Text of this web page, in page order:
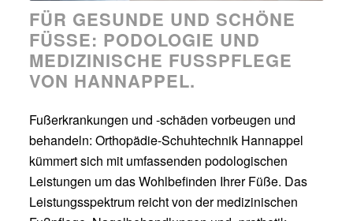
FÜR GESUNDE UND SCHÖNE
FÜSSE: PODOLOGIE UND M
EDIZINISCHE FUSSPFLEGE VO
N HANNAPPEL.
Fußerkrankungen und -schäden vorbeugen und
behandeln: Orthopädie-Schuhtechnik Hannappel
kümmert sich mit umfassenden podologischen
Leistungen um das Wohlbefinden Ihrer Füße. Das
Leistungsspektrum reicht von der medizinischen